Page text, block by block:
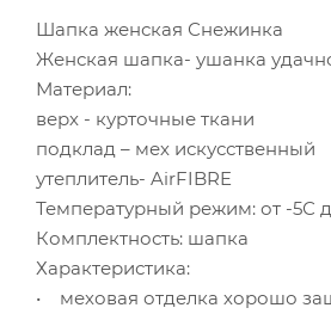
Шапка женская Снежинка
Женская шапка- ушанка
Материал:
верх - курточные ткани
подклад – мех искусственный
утеплитель- AirFIBRE
Температурный режим: от -5С
Комплектность: шапка
Характеристика:
• меховая отделка хорошо